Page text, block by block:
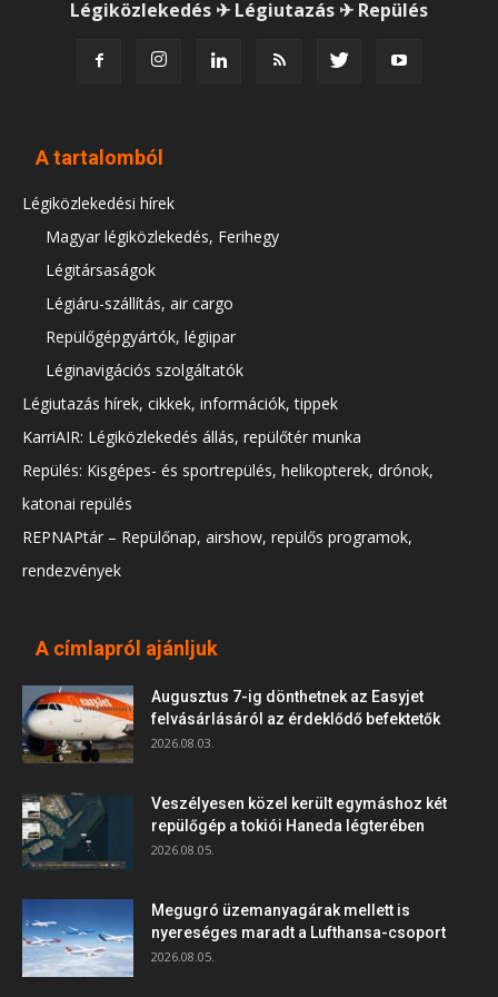
Légiközlekedés ✈ Légiutazás ✈ Repülés
A tartalomból
Légiközlekedési hírek
Magyar légiközlekedés, Ferihegy
Légitársaságok
Légiáru-szállítás, air cargo
Repülőgépgyártók, légiipar
Léginavigációs szolgáltatók
Légiutazás hírek, cikkek, információk, tippek
KarriAIR: Légiközlekedés állás, repülőtér munka
Repülés: Kisgépes- és sportrepülés, helikopterek, drónok,
katonai repülés
REPNAPtár – Repülőnap, airshow, repülős programok,
rendezvények
A címlapról ajánljuk
Augusztus 7-ig dönthetnek az Easyjet
felvásárlásáról az érdeklődő befektetők
2026.08.03.
Veszélyesen közel került egymáshoz két
repülőgép a tokiói Haneda légterében
2026.08.05.
Megugró üzemanyagárak mellett is
nyereséges maradt a Lufthansa-csoport
2026.08.05.